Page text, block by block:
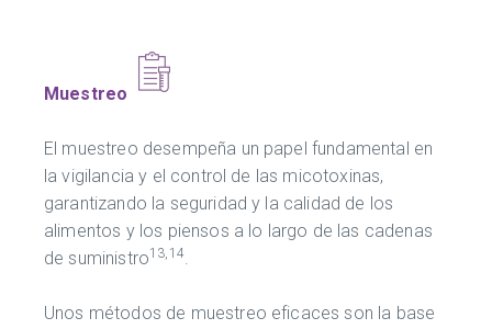
Muestreo
El muestreo desempeña un papel fundamental en
la vigilancia y el control de las micotoxinas,
garantizando la seguridad y la calidad de los
alimentos y los piensos a lo largo de las cadenas
de suministro13,14.
Unos métodos de muestreo eficaces son la base